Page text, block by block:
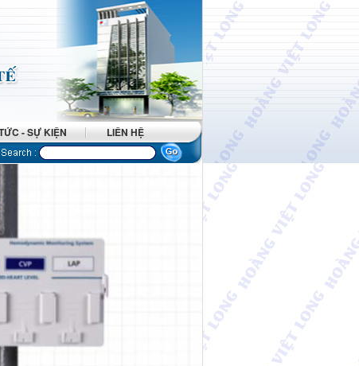
- SỰ KIỆN LIÊN HỆ